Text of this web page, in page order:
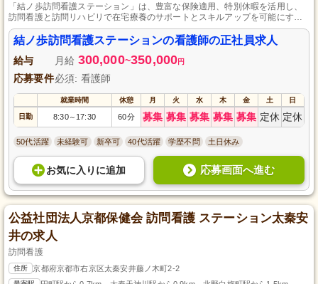
「結ノ歩訪問看護ステーション」は、豊富な保険適用、特別休暇を活用し、
訪問看護と訪問リハビリで在宅療養のサポートとスキルアップを可能にする
施設です。
結ノ歩訪問看護ステーションの看護師の正社員求人
給与 月給 300,000~350,000円
応募要件必須: 看護師
就業時間 休憩 月 火 水 木 金 土 日
日勤 8:30～ 17:30 60分 募集 募集 募集 募集 募集 定休 定休
50代活躍 未経験可 新卒可 40代活躍 学歴不問 土日休み
お気に入り に追加 応募画面へ進む
公益社団法人京都保健会 訪問看護 ステーション太秦安
井の求人
訪問看護
住所 京都府京都市右京区太秦安井藤ノ木町2-2